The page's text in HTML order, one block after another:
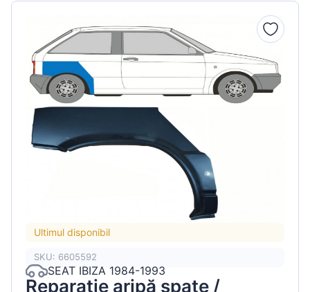
Ultimul disponibil
SKU: 6605592
SEAT IBIZA 1984-1993
Reparație aripă spate /